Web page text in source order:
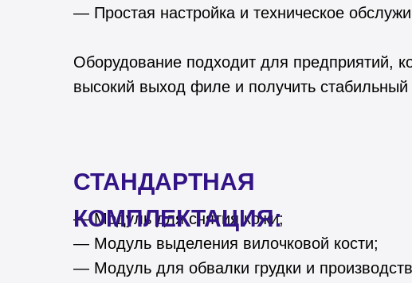
— Простая настройка и техническое
Оборудование подходит для предприятий,
высокий выход филе и получить
— Модуль для снятия кожи;
— Модуль выделения вилочковой кости;
— Модуль для обвалки грудки и
СТАНДАРТНАЯ
КОМПЛЕКТАЦИЯ: